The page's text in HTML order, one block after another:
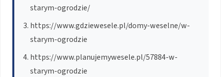
starym-ogrodzie/
https://www.gdziewesele.pl/domy-weselne/w-
starym-ogrodzie
https://www.planujemywesele.pl/57884-w-
starym-ogrodzie